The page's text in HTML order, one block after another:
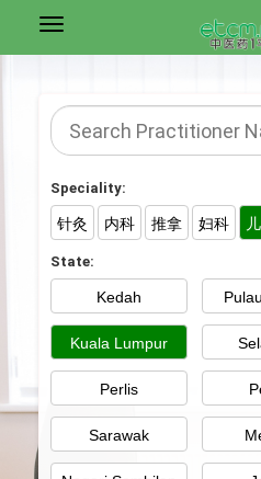
Speciality:
针灸 内科 推拿 妇科
State:
Kedah
Kuala Lumpur
Perlis
Sarawak